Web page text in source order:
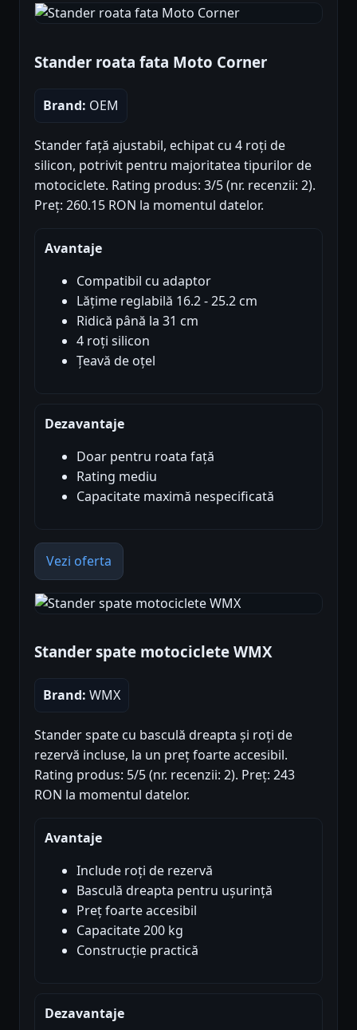
Stander roata fata Moto Corner
Brand: OEM
Stander față ajustabil, echipat cu 4 roți de
silicon, potrivit pentru majoritatea tipurilor de
motociclete. Rating produs: 3/5 (nr. recenzii: 2).
Preț: 260.15 RON la momentul datelor.
Avantaje
Compatibil cu adaptor
Lățime reglabilă 16.2 - 25.2 cm
Ridică până la 31 cm
4 roți silicon
Țeavă de oțel
Dezavantaje
Doar pentru roata față
Rating mediu
Capacitate maximă nespecificată
Vezi oferta
Stander spate motociclete WMX
Brand: WMX
Stander spate cu basculă dreapta și roți de
rezervă incluse, la un preț foarte accesibil.
Rating produs: 5/5 (nr. recenzii: 2). Preț: 243
RON la momentul datelor.
Avantaje
Include roți de rezervă
Basculă dreapta pentru ușurință
Preț foarte accesibil
Capacitate 200 kg
Construcție practică
Dezavantaje